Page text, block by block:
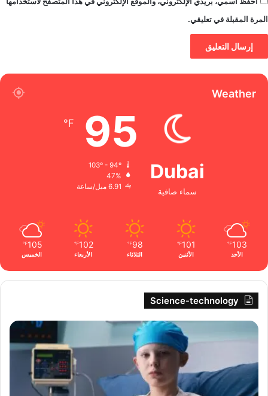
المرة المقبلة في تعليقي.
Weather
Dubai
سماء صافية
95
℉
47%
6.91 ميل/ساعة
103
℉
الأحد
101
℉
الأثنين
98
℉
الثلاثاء
102
℉
الأربعاء
105
℉
الخميس
Science-technology